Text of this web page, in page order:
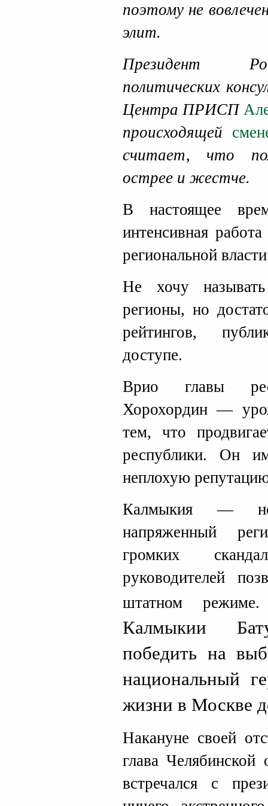
поэтому не
элит.
Президент
политических
Центра ПРИСП
происходящей
считает, что
острее и жестче.
В настоящее
интенсивная
региональной
Не хочу
регионы, но
рейтингов,
доступе.
Врио главы
Хорохордин —
тем, что
республики. Он
неплохую
Калмыкия — не
напряженный
громких
руководителей
штатном режиме.
Калмыкии
победить на
национальный
жизни в Москве
Накануне своей
глава
встречался с